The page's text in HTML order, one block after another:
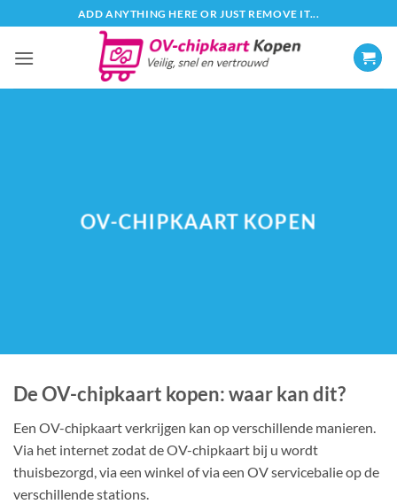
naar
inhoud
ADD ANYTHING HERE OR JUST REMOVE IT...
OV-CHIPKAART KOPEN
De OV-chipkaart kopen: waar kan dit?
Een OV-chipkaart verkrijgen kan op verschillende manieren.
Via het internet zodat de OV-chipkaart bij u wordt
thuisbezorgd, via een winkel of via een OV servicebalie op de
verschillende stations.